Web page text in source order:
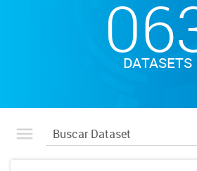
DATASETS